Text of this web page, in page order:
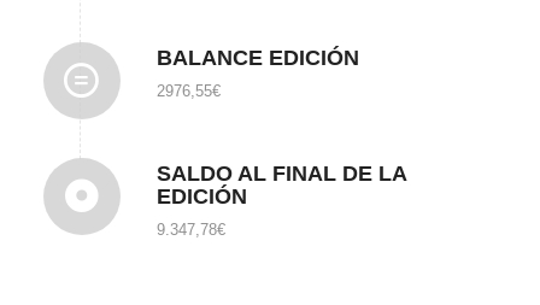
BALANCE EDICIÓN
2976,55€
SALDO AL FINAL DE LA
EDICIÓN
9.347,78€